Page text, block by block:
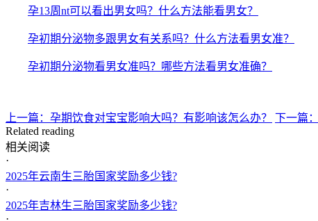
孕13周nt可以看出男女吗？什么方法能看男女？
孕初期分泌物多跟男女有关系吗？什么方法看男女准？
孕初期分泌物看男女准吗？哪些方法看男女准确？
上一篇：孕期饮食对宝宝影响大吗？有影响该怎么办？
下一篇
Related reading
相关阅读
·
2025年云南生三胎国家奖励多少钱?
·
2025年吉林生三胎国家奖励多少钱?
·